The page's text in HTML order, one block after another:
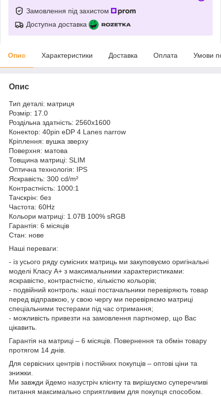
Замовлення під захистом
Доступна доставка
Опис Характеристики Доставка Оплата Умови
Опис
Тип деталі: матриця
Розмір: 17.0
Роздільна здатність: 2560x1600
Конектор: 40pin eDP 4 Lanes narrow
Кріплення: вушка зверху
Поверхня: матова
Товщина матриці: SLIM
Оптична технологія: IPS
Яскравість: 300 cd/m²
Контрастність: 1000:1
Тачскрін: без
Частота: 60Hz
Кольори матриці: 1.07B 100% sRGB
Гарантія: 6 місяців
Стан: нове
Наші переваги:
- із усього ряду сумісних матриць ми закуповуємо оригінальні
моделі Класу А+ з максимальними характеристиками:
яскравістю, контрастністю, кількістю кольорів;
- подвійний контроль: наші постачальники перевіряють товар
перед відправкою, у свою чергу ми перевіряємо матриці
спеціальними тестерами під час отримання;
- можливість привезти на замовлення партномер, що Вас
цікавить.
Гарантія на матриці – 6 місяців. Повернення та обмін товару
протягом 14 днів.
Для сервісних центрів і постійних покупців – оптові ціни та
знижки.
Ми завжди йдемо назустріч клієнту та вирішуємо суперечливі
питання максимально сприятливим для покупця способом.